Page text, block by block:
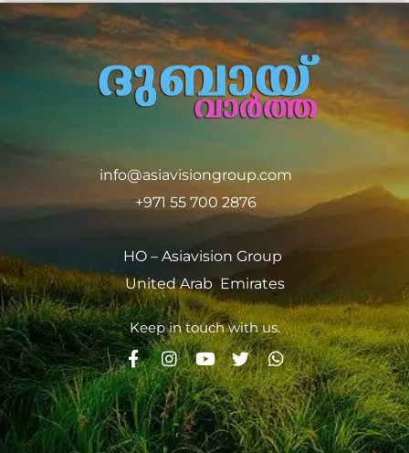
info@asiavisiongroup.com
+971 55 700 2876
HO – Asiavision Group
United Arab Emirates
Keep in touch with us.